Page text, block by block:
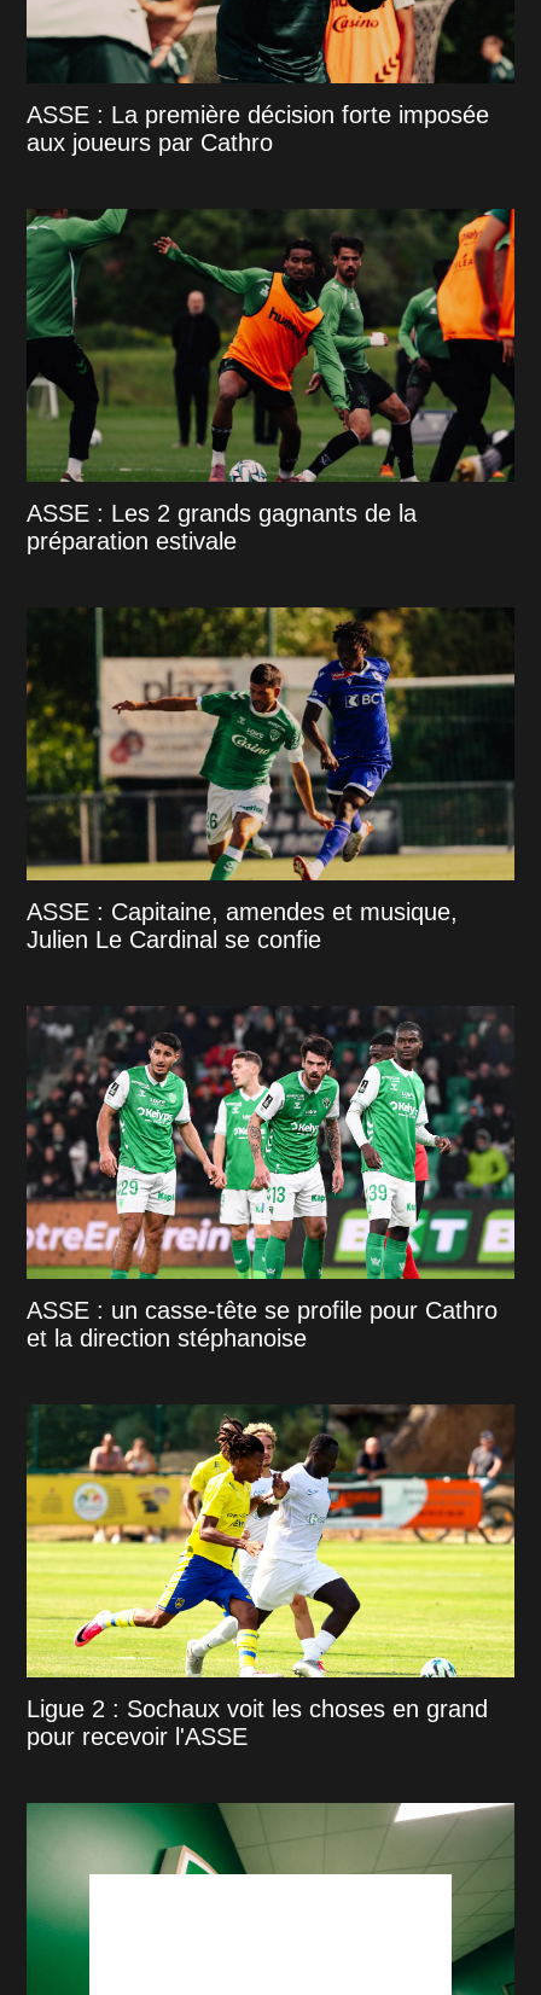
ASSE : La première décision forte imposée
aux joueurs par Cathro
ASSE : Les 2 grands gagnants de la
préparation estivale
ASSE : Capitaine, amendes et musique,
Julien Le Cardinal se confie
ASSE : un casse-tête se profile pour Cathro
et la direction stéphanoise
Ligue 2 : Sochaux voit les choses en grand
pour recevoir l'ASSE